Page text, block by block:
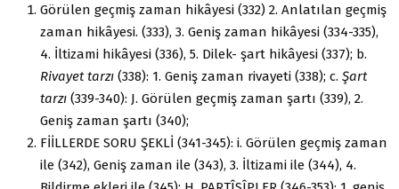
Görülen geçmiş zaman hikâyesi (332) 2. Anlatılan geçmiş
zaman hikâyesi. (333), 3. Geniş zaman hikâyesi (334-335),
4. İltizami hikâyesi (336), 5. Dilek- şart hikâyesi (337); b.
Rivayet tarzı (338): 1. Geniş zaman rivayeti (338); c. Şart
tarzı (339-340): J. Görülen geçmiş zaman şartı (339), 2.
Geniş zaman şartı (340);
FİİLLERDE SORU ŞEKLİ (341-345): i. Görülen geçmiş zaman
ile (342), Geniş zaman ile (343), 3. İltizami ile (344), 4.